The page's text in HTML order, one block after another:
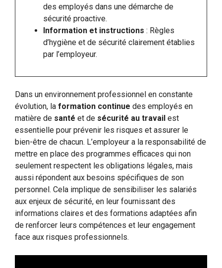
des employés dans une démarche de
sécurité proactive.
Information et instructions : Règles
d’hygiène et de sécurité clairement établies
par l’employeur.
Dans un environnement professionnel en constante
évolution, la formation continue des employés en
matière de santé et de sécurité au travail est
essentielle pour prévenir les risques et assurer le
bien-être de chacun. L’employeur a la responsabilité de
mettre en place des programmes efficaces qui non
seulement respectent les obligations légales, mais
aussi répondent aux besoins spécifiques de son
personnel. Cela implique de sensibiliser les salariés
aux enjeux de sécurité, en leur fournissant des
informations claires et des formations adaptées afin
de renforcer leurs compétences et leur engagement
face aux risques professionnels.